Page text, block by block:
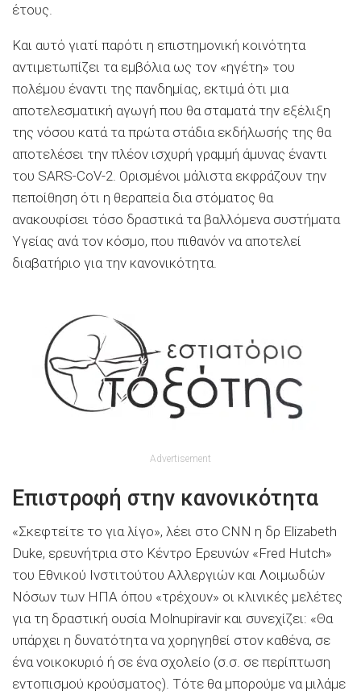
έτους.
Και αυτό γιατί παρότι η επιστημονική κοινότητα
αντιμετωπίζει τα εμβόλια ως τον «ηγέτη» του
πολέμου έναντι της πανδημίας, εκτιμά ότι μια
αποτελεσματική αγωγή που θα σταματά την εξέλιξη
της νόσου κατά τα πρώτα στάδια εκδήλωσής της θα
αποτελέσει την πλέον ισχυρή γραμμή άμυνας έναντι
του SARS-CoV-2. Ορισμένοι μάλιστα εκφράζουν την
πεποίθηση ότι η θεραπεία δια στόματος θα
ανακουφίσει τόσο δραστικά τα βαλλόμενα συστήματα
Υγείας ανά τον κόσμο, που πιθανόν να αποτελεί
διαβατήριο για την κανονικότητα.
Advertisement
Επιστροφή στην κανονικότητα
«Σκεφτείτε το για λίγο», λέει στο CNN η δρ Elizabeth
Duke, ερευνήτρια στο Κέντρο Ερευνών «Fred Hutch»
του Εθνικού Ινστιτούτου Αλλεργιών και Λοιμωδών
Νόσων των ΗΠΑ όπου «τρέχουν» οι κλινικές μελέτες
για τη δραστική ουσία Μolnupiravir και συνεχίζει: «Θα
υπάρχει η δυνατότητα να χορηγηθεί στον καθένα, σε
ένα νοικοκυριό ή σε ένα σχολείο (σ.σ. σε περίπτωση
εντοπισμού κρούσματος). Τότε θα μπορούμε να μιλάμε